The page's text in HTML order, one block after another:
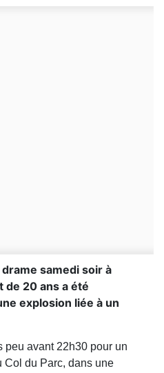
samedi soir à
de 20 ans a été
explosion liée à un
peu avant 22h30 pour un
Col du Parc, dans une